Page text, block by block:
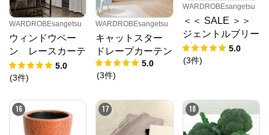
WARDROBEsangetsu
ウィンドウペー
ン レースカーテ
ン
5.0
(3件)
WARDROBEsangetsu
キャットスター
ドレープカーテン
5.0
(3件)
WARDROBEsangetsu
＜＜ SALE ＞＞
ジェントルブリー
ズ チョコ／レー
スカーテンライト
～180㎝
5.0
(3件)
16 17 18